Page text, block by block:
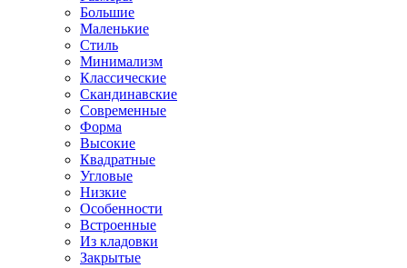
Большие
Маленькие
Стиль
Минимализм
Классические
Скандинавские
Современные
Форма
Высокие
Квадратные
Угловые
Низкие
Особенности
Встроенные
Из кладовки
Закрытые